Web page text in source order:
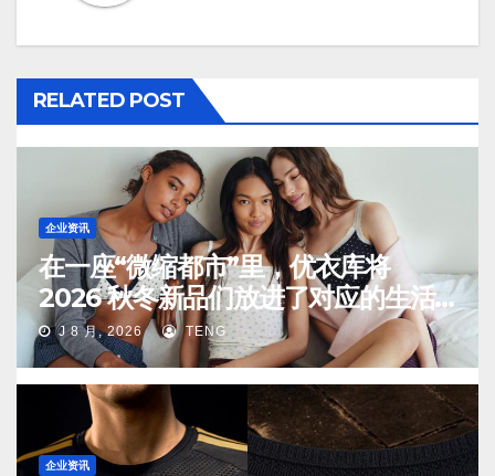
RELATED POST
企业资讯
在一座“微缩都市”里，优衣库将
2026 秋冬新品们放进了对应的生活
场景中
J 8 月, 2026 TENG
企业资讯